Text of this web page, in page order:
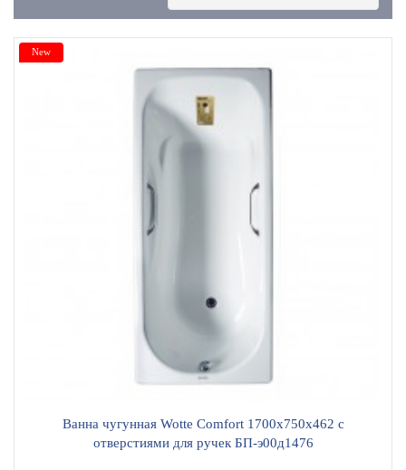
Ванна чугунная Wotte Comfort 1700х750х462 c
отверстиями для ручек БП-э00д1476
New